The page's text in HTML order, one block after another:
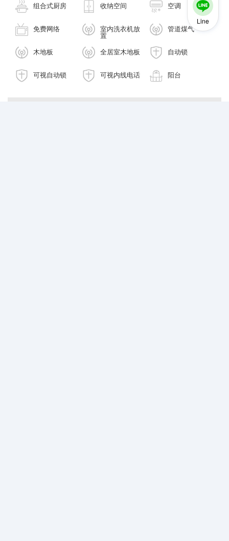
Line
组合式厨房 收纳空间 空调
免费网络 室内洗衣机放
置
管道煤气
木地板 全居室木地板 自动锁
可视自动锁 可视内线电话 阳台